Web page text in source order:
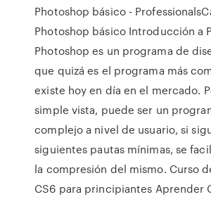
Photoshop básico -
Photoshop básico Introducción a
Photoshop es un programa de
que quizá es el programa más
existe hoy en día en el mercado.
simple vista, puede ser un
complejo a nivel de usuario, si
siguientes pautas mínimas, se
la compresión del mismo. Curso
CS6 para principiantes Aprender